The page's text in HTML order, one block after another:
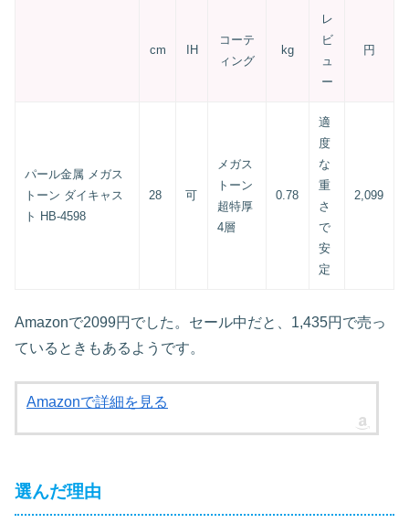
cm IH
コーテ
ィング
kg
レ
ビ
ュ
ー
円
パール金属 メガス
トーン ダイキャス
ト HB-4598
28 可
メガス
トーン
超特厚
4層
0.78
適
度
な
重
さ
で
安
定
2,099
Amazonで2099円でした。セール中だと、1,435円で売っ
ているときもあるようです。
Amazonで詳細を見る
選んだ理由